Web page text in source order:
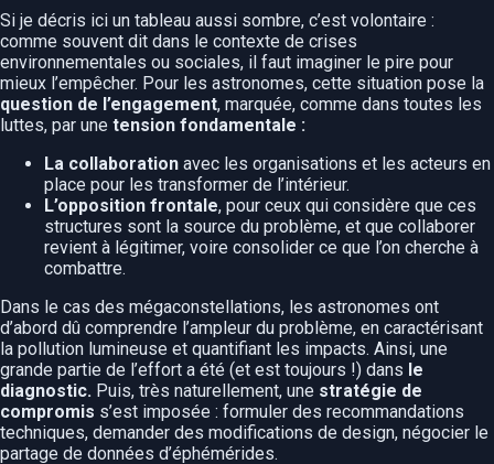
Si je décris ici un tableau aussi sombre, c’est volontaire :
comme souvent dit dans le contexte de crises
environnementales ou sociales, il faut imaginer le pire pour
mieux l’empêcher. Pour les astronomes, cette situation pose la
question de l’engagement, marquée, comme dans toutes les
luttes, par une tension fondamentale :
La collaboration avec les organisations et les acteurs en
place pour les transformer de l’intérieur.
L’opposition frontale, pour ceux qui considère que ces
structures sont la source du problème, et que collaborer
revient à légitimer, voire consolider ce que l’on cherche à
combattre.
Dans le cas des mégaconstellations, les astronomes ont
d’abord dû comprendre l’ampleur du problème, en caractérisant
la pollution lumineuse et quantifiant les impacts. Ainsi, une
grande partie de l’effort a été (et est toujours !) dans le
diagnostic. Puis, très naturellement, une stratégie de
compromis s’est imposée : formuler des recommandations
techniques, demander des modifications de design, négocier le
partage de données d’éphémérides.